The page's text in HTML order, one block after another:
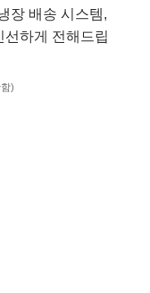
장 배송 시스템,
하게 전해드립
)